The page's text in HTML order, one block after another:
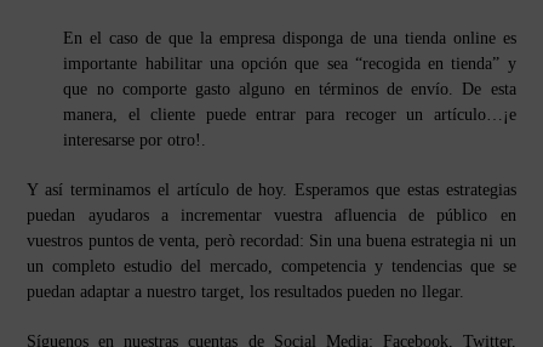
En el caso de que la empresa disponga de una tienda online es
importante habilitar una opción que sea “recogida en tienda” y
que no comporte gasto alguno en términos de envío. De esta
manera, el cliente puede entrar para recoger un artículo…¡e
interesarse por otro!.
Y así terminamos el artículo de hoy. Esperamos que estas estrategias
puedan ayudaros a incrementar vuestra afluencia de público en
vuestros puntos de venta, però recordad: Sin una buena estrategia ni un
un completo estudio del mercado, competencia y tendencias que se
puedan adaptar a nuestro target, los resultados pueden no llegar.
Síguenos en nuestras cuentas de Social Media: Facebook, Twitter,